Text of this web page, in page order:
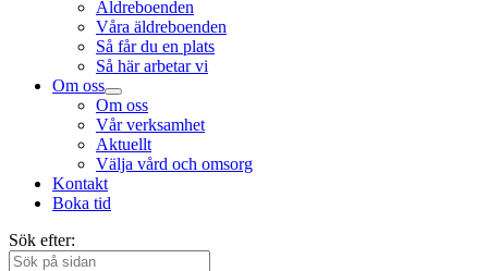
Äldreboenden
Våra äldreboenden
Så får du en plats
Så här arbetar vi
Om oss
Om oss
Vår verksamhet
Aktuellt
Välja vård och omsorg
Kontakt
Boka tid
Sök efter: